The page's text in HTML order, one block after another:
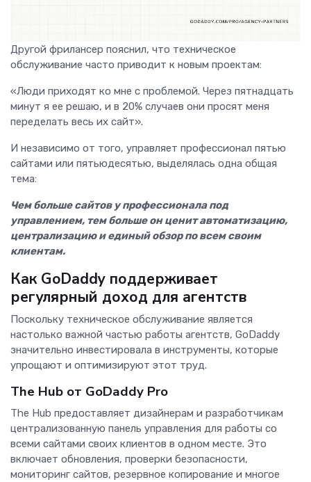
Другой фрилансер пояснил, что техническое
обслуживание часто приводит к новым проектам:
«Люди приходят ко мне с проблемой. Через пятнадцать
минут я ее решаю, и в 20% случаев они просят меня
переделать весь их сайт».
И независимо от того, управляет профессионал пятью
сайтами или пятьюдесятью, выделялась одна общая
тема:
Чем больше сайтов у профессионала под
управлением, тем больше он ценит автоматизацию,
централизацию и единый обзор по всем своим
клиентам.
Как GoDaddy поддерживает
регулярный доход для агентств
Поскольку техническое обслуживание является
настолько важной частью работы агентств, GoDaddy
значительно инвестировала в инструменты, которые
упрощают и оптимизируют этот труд.
The Hub от GoDaddy Pro
The Hub предоставляет дизайнерам и разработчикам
централизованную панель управления для работы со
всеми сайтами своих клиентов в одном месте. Это
включает обновления, проверки безопасности,
мониторинг сайтов, резервное копирование и многое